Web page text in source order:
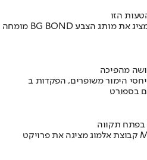
הזו
בספורט
בפתח תקווה
קבוצת אלמוג מציגה את פרויקט MALA: מגדלי הפרימיום האחרונים